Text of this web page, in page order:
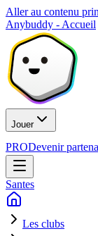
Aller au contenu
Anybuddy - Accueil
Jouer
PRODevenir
Santes
Les clubs